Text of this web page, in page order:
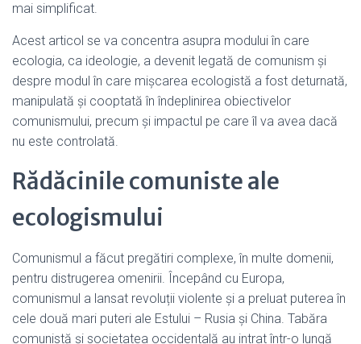
mai simplificat.
Acest articol se va concentra asupra modului în care
ecologia, ca ideologie, a devenit legată de comunism și
despre modul în care mișcarea ecologistă a fost deturnată,
manipulată și cooptată în îndeplinirea obiectivelor
comunismului, precum și impactul pe care îl va avea dacă
nu este controlată.
Rădăcinile comuniste ale
ecologismului
Comunismul a făcut pregătiri complexe, în multe domenii,
pentru distrugerea omenirii. Începând cu Europa,
comunismul a lansat revoluții violente și a preluat puterea în
cele două mari puteri ale Estului – Rusia și China. Tabăra
comunistă și societatea occidentală au intrat într-o lungă